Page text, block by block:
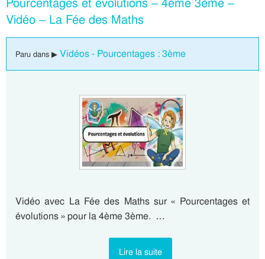
Vidéo – La Fée des Maths
Paru dans ▶ Vidéos - Pourcentages : 3ème
Vidéo avec La Fée des Maths sur « Pourcentages et
évolutions » pour la 4ème 3ème. …
Lire la suite